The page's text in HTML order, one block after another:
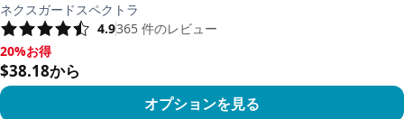
ネクスガードスペクトラ
4.9365 件のレビュー
20%お得, $38.18から
20%お得
$38.18から
オプションを見る